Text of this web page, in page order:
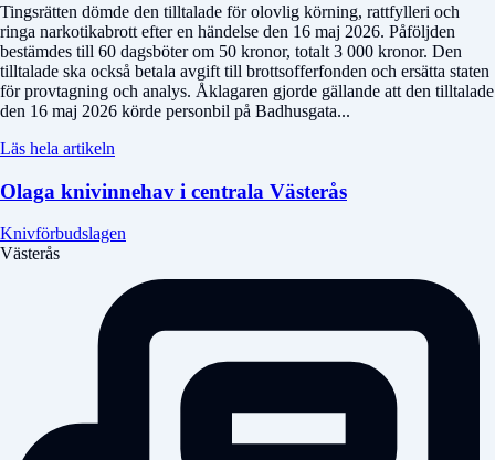
Tingsrätten dömde den tilltalade för olovlig körning, rattfylleri och
ringa narkotikabrott efter en händelse den 16 maj 2026. Påföljden
bestämdes till 60 dagsböter om 50 kronor, totalt 3 000 kronor. Den
tilltalade ska också betala avgift till brottsofferfonden och ersätta staten
för provtagning och analys. Åklagaren gjorde gällande att den tilltalade
den 16 maj 2026 körde personbil på Badhusgata...
Läs hela artikeln
Olaga knivinnehav i centrala Västerås
Knivförbudslagen
Västerås